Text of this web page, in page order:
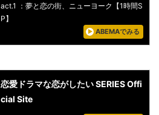
act.1 ：夢と恋の街、ニューヨーク【1時間S
P】
ABEMAでみる
恋愛ドラマな恋がしたい SERIES Offi
cial Site